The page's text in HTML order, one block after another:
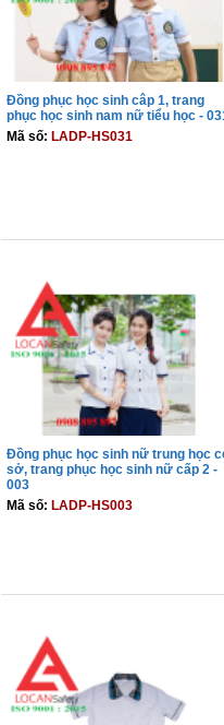
Đồng phục học sinh câp 1, trang
phục học sinh nam nữ tiểu học -
Mã số: LADP-HS031
Đồng phục học sinh nữ trung học
sở, trang phục học sinh nữ cấp 2 -
003
Mã số: LADP-HS003